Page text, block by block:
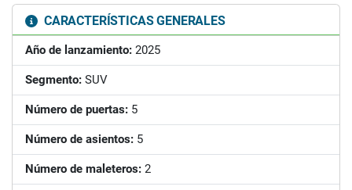
CARACTERÍSTICAS GENERALES
Año de lanzamiento: 2025
Segmento: SUV
Número de puertas: 5
Número de asientos: 5
Número de maleteros: 2